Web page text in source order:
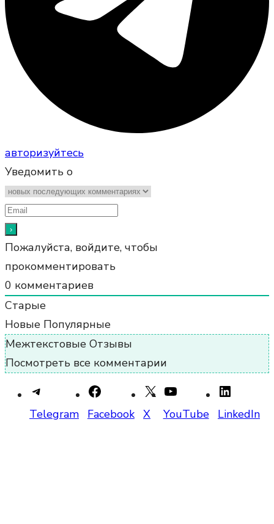
авторизуйтесь
Уведомить о
Пожалуйста, войдите, чтобы
прокомментировать
0 комментариев
Старые
Новые Популярные
Межтекстовые Отзывы
Посмотреть все комментарии
Telegram Facebook X YouTube LinkedIn